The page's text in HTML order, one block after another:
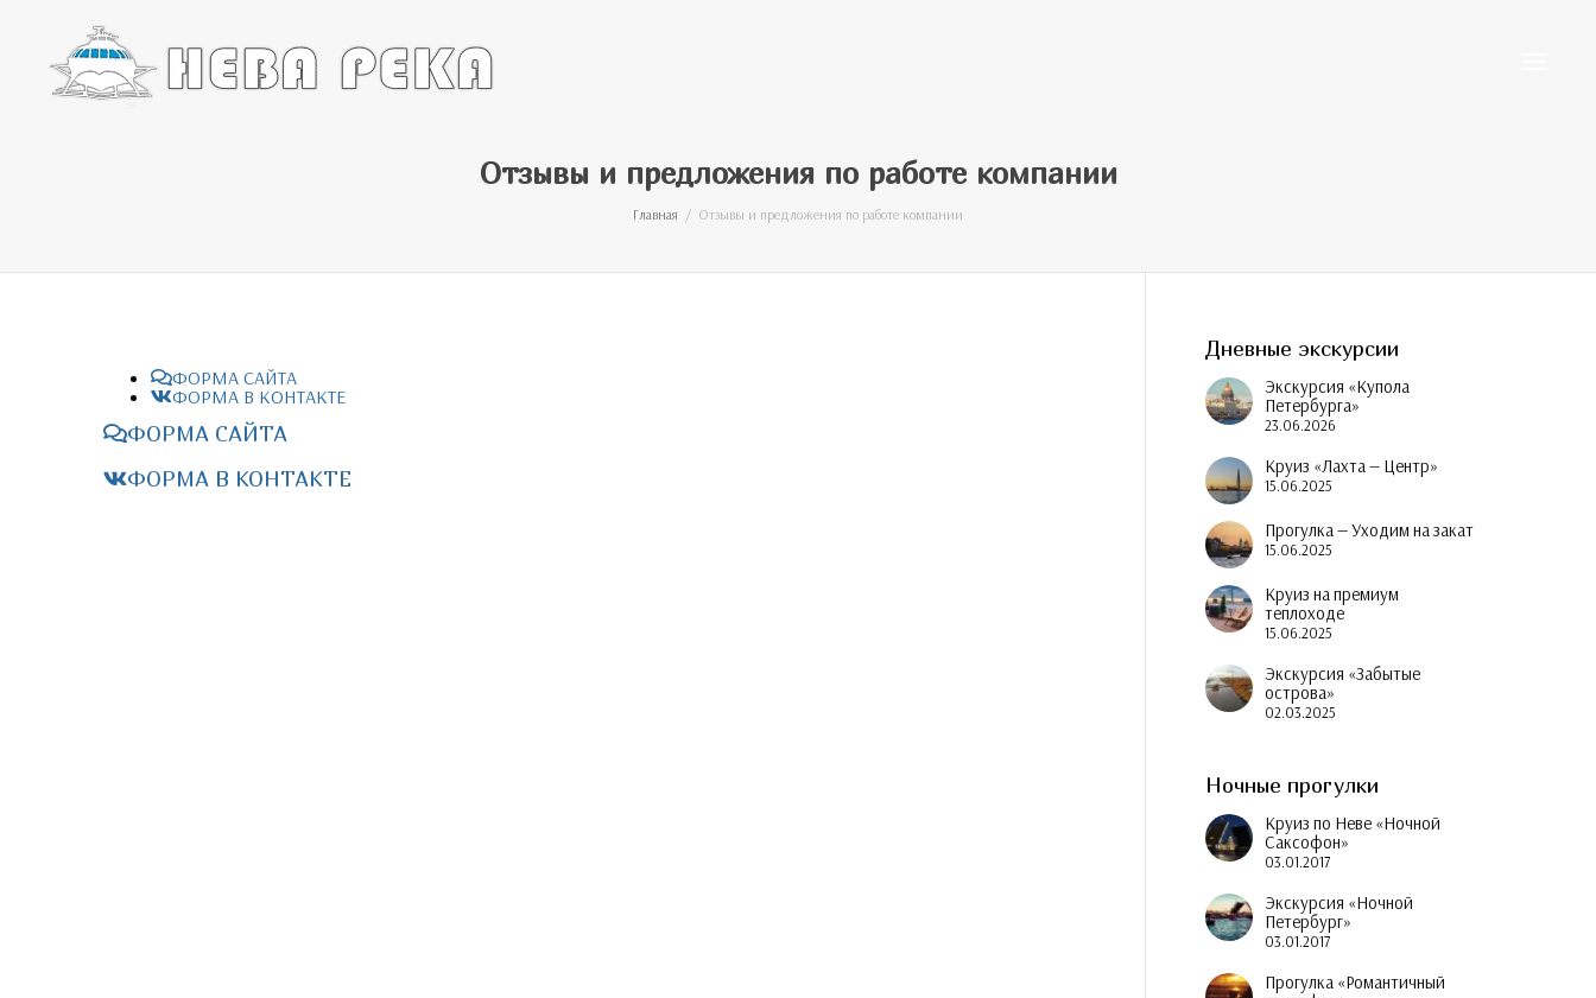
Отзывы и предложения по работе компании
Главная Отзывы и предложения по работе компании
ФОРМА САЙТА
ФОРМА В КОНТАКТЕ
ФОРМА САЙТА
ФОРМА В КОНТАКТЕ
Дневные экскурсии
Экскурсия «Купола
Петербурга»
23.06.2026
Круиз «Лахта — Центр»
15.06.2025
Прогулка — Уходим на закат
15.06.2025
Круиз на премиум
теплоходе
15.06.2025
Экскурсия «Забытые
острова»
02.03.2025
Ночные прогулки
Круиз по Неве «Ночной
Саксофон»
03.01.2017
Экскурсия «Ночной
Петербург»
03.01.2017
Прогулка «Романтичный